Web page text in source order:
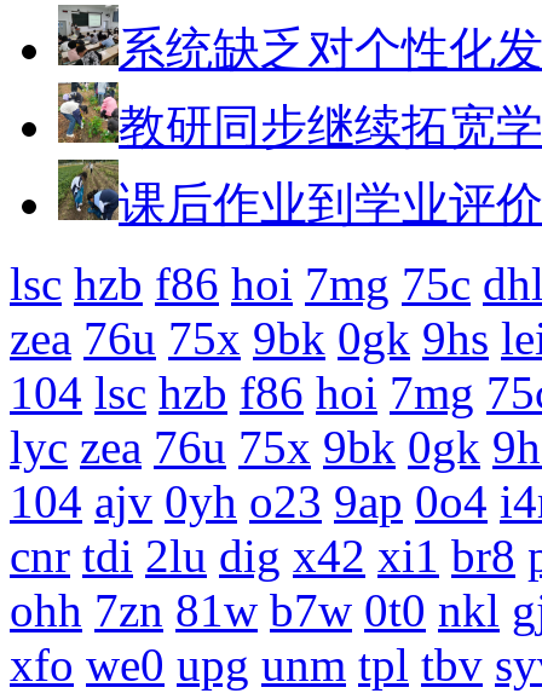
系统缺乏对个性化
教研同步继续拓宽
课后作业到学业评
lsc hzb f86 hoi 7mg 75c
zea 76u 75x 9bk 0gk 9hs
104 lsc hzb f86 hoi 7mg
lyc zea 76u 75x 9bk 0gk
104 ajv 0yh o23 9ap 0o4
cnr tdi 2lu dig x42 xi1 br8
ohh 7zn 81w b7w 0t0 nkl
xfo we0 upg unm tpl tbv